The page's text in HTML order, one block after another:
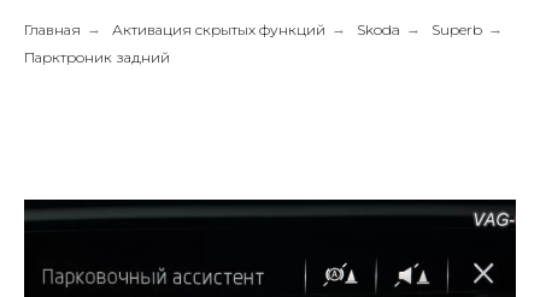
Главная → Активация скрытых функций → Skoda → Superb →
Парктроник задний